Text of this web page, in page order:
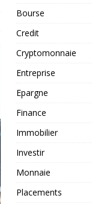
Bourse
Credit
Cryptomonnaie
Entreprise
Epargne
Finance
Immobilier
Investir
Monnaie
Placements